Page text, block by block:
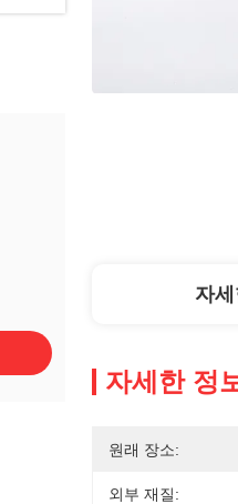
자
자세한 정
원래 장소:
외부 재질: